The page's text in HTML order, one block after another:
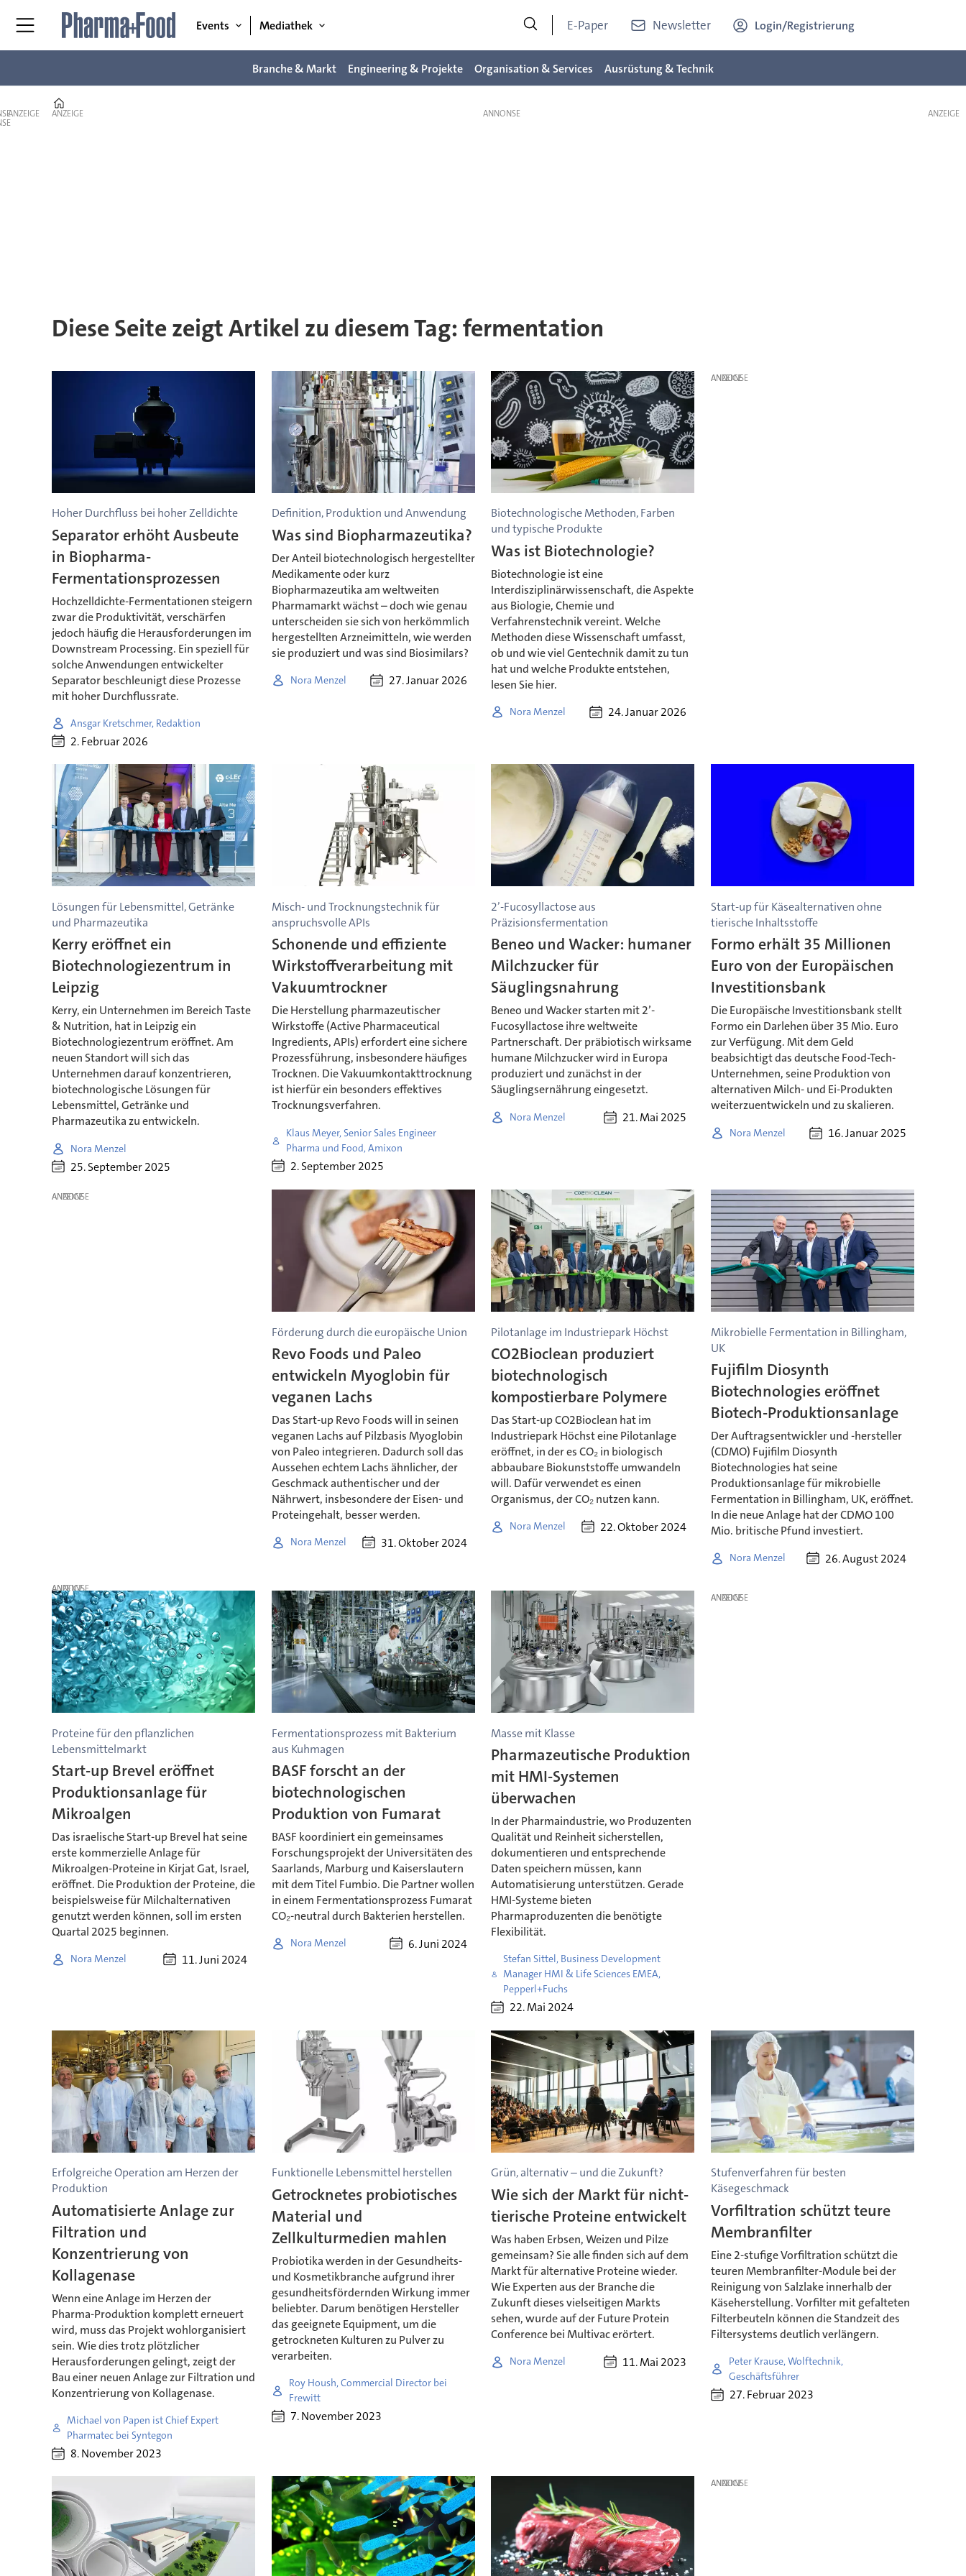
Events Mediathek E-Paper Newsletter Login/Registrierung
Branche & Markt Engineering & Projekte Organisation & Services Ausrüstung & Technik
ANZEIGE ANZEIGE
Diese Seite zeigt Artikel zu diesem Tag: fermentation
Hoher Durchfluss bei hoher Zelldichte
Separator erhöht Ausbeute
in Biopharma-
Fermentationsprozessen
Hochzelldichte-Fermentationen steigern
zwar die Produktivität, verschärfen
jedoch häufig die Herausforderungen im
Downstream Processing. Ein speziell für
solche Anwendungen entwickelter
Separator beschleunigt diese Prozesse
mit hoher Durchflussrate.
Ansgar Kretschmer, Redaktion
2. Februar 2026
Definition, Produktion und Anwendung
Was sind Biopharmazeutika?
Der Anteil biotechnologisch hergestellter
Medikamente oder kurz
Biopharmazeutika am weltweiten
Pharmamarkt wächst – doch wie genau
unterscheiden sie sich von herkömmlich
hergestellten Arzneimitteln, wie werden
sie produziert und was sind Biosimilars?
Nora Menzel 27. Januar 2026
Biotechnologische Methoden, Farben
und typische Produkte
Was ist Biotechnologie?
Biotechnologie ist eine
Interdisziplinärwissenschaft, die Aspekte
aus Biologie, Chemie und
Verfahrenstechnik vereint. Welche
Methoden diese Wissenschaft umfasst,
ob und wie viel Gentechnik damit zu tun
hat und welche Produkte entstehen,
lesen Sie hier.
Nora Menzel 24. Januar 2026
ANZEIGE
Lösungen für Lebensmittel, Getränke
und Pharmazeutika
Kerry eröffnet ein
Biotechnologiezentrum in
Leipzig
Kerry, ein Unternehmen im Bereich Taste
& Nutrition, hat in Leipzig ein
Biotechnologiezentrum eröffnet. Am
neuen Standort will sich das
Unternehmen darauf konzentrieren,
biotechnologische Lösungen für
Lebensmittel, Getränke und
Pharmazeutika zu entwickeln.
Nora Menzel
25. September 2025
Misch- und Trocknungstechnik für
anspruchsvolle APIs
Schonende und effiziente
Wirkstoffverarbeitung mit
Vakuumtrockner
Die Herstellung pharmazeutischer
Wirkstoffe (Active Pharmaceutical
Ingredients, APIs) erfordert eine sichere
Prozessführung, insbesondere häufiges
Trocknen. Die Vakuumkontakttrocknung
ist hierfür ein besonders effektives
Trocknungsverfahren.
Klaus Meyer, Senior Sales Engineer
Pharma und Food, Amixon
2. September 2025
2’-Fucosyllactose aus
Präzisionsfermentation
Beneo und Wacker: humaner
Milchzucker für
Säuglingsnahrung
Beneo und Wacker starten mit 2’-
Fucosyllactose ihre weltweite
Partnerschaft. Der präbiotisch wirksame
humane Milchzucker wird in Europa
produziert und zunächst in der
Säuglingsernährung eingesetzt.
Nora Menzel 21. Mai 2025
Start-up für Käsealternativen ohne
tierische Inhaltsstoffe
Formo erhält 35 Millionen
Euro von der Europäischen
Investitionsbank
Die Europäische Investitionsbank stellt
Formo ein Darlehen über 35 Mio. Euro
zur Verfügung. Mit dem Geld
beabsichtigt das deutsche Food-Tech-
Unternehmen, seine Produktion von
alternativen Milch- und Ei-Produkten
weiterzuentwickeln und zu skalieren.
Nora Menzel 16. Januar 2025
ANZEIGE
Förderung durch die europäische Union
Revo Foods und Paleo
entwickeln Myoglobin für
veganen Lachs
Das Start-up Revo Foods will in seinen
veganen Lachs auf Pilzbasis Myoglobin
von Paleo integrieren. Dadurch soll das
Aussehen echtem Lachs ähnlicher, der
Geschmack authentischer und der
Nährwert, insbesondere der Eisen- und
Proteingehalt, besser werden.
Nora Menzel 31. Oktober 2024
Pilotanlage im Industriepark Höchst
CO2Bioclean produziert
biotechnologisch
kompostierbare Polymere
Das Start-up CO2Bioclean hat im
Industriepark Höchst eine Pilotanlage
eröffnet, in der es CO₂ in biologisch
abbaubare Biokunststoffe umwandeln
will. Dafür verwendet es einen
Organismus, der CO₂ nutzen kann.
Nora Menzel 22. Oktober 2024
Mikrobielle Fermentation in Billingham,
UK
Fujifilm Diosynth
Biotechnologies eröffnet
Biotech-Produktionsanlage
Der Auftragsentwickler und -hersteller
(CDMO) Fujifilm Diosynth
Biotechnologies hat seine
Produktionsanlage für mikrobielle
Fermentation in Billingham, UK, eröffnet.
In die neue Anlage hat der CDMO 100
Mio. britische Pfund investiert.
Nora Menzel 26. August 2024
ANZEIGE
Proteine für den pflanzlichen
Lebensmittelmarkt
Start-up Brevel eröffnet
Produktionsanlage für
Mikroalgen
Das israelische Start-up Brevel hat seine
erste kommerzielle Anlage für
Mikroalgen-Proteine in Kirjat Gat, Israel,
eröffnet. Die Produktion der Proteine, die
beispielsweise für Milchalternativen
genutzt werden können, soll im ersten
Quartal 2025 beginnen.
Nora Menzel 11. Juni 2024
Fermentationsprozess mit Bakterium
aus Kuhmagen
BASF forscht an der
biotechnologischen
Produktion von Fumarat
BASF koordiniert ein gemeinsames
Forschungsprojekt der Universitäten des
Saarlands, Marburg und Kaiserslautern
mit dem Titel Fumbio. Die Partner wollen
in einem Fermentationsprozess Fumarat
CO₂-neutral durch Bakterien herstellen.
Nora Menzel 6. Juni 2024
Masse mit Klasse
Pharmazeutische Produktion
mit HMI-Systemen
überwachen
In der Pharmaindustrie, wo Produzenten
Qualität und Reinheit sicherstellen,
dokumentieren und entsprechende
Daten speichern müssen, kann
Automatisierung unterstützen. Gerade
HMI-Systeme bieten
Pharmaproduzenten die benötigte
Flexibilität.
Stefan Sittel, Business Development
Manager HMI & Life Sciences EMEA,
Pepperl+Fuchs
22. Mai 2024
ANZEIGE
Erfolgreiche Operation am Herzen der
Produktion
Automatisierte Anlage zur
Filtration und
Konzentrierung von
Kollagenase
Wenn eine Anlage im Herzen der
Pharma-Produktion komplett erneuert
wird, muss das Projekt wohlorganisiert
sein. Wie dies trotz plötzlicher
Herausforderungen gelingt, zeigt der
Bau einer neuen Anlage zur Filtration und
Konzentrierung von Kollagenase.
Michael von Papen ist Chief Expert
Pharmatec bei Syntegon
8. November 2023
Funktionelle Lebensmittel herstellen
Getrocknetes probiotisches
Material und
Zellkulturmedien mahlen
Probiotika werden in der Gesundheits-
und Kosmetikbranche aufgrund ihrer
gesundheitsfördernden Wirkung immer
beliebter. Darum benötigen Hersteller
das geeignete Equipment, um die
getrockneten Kulturen zu Pulver zu
verarbeiten.
Roy Housh, Commercial Director bei
Frewitt
7. November 2023
Grün, alternativ – und die Zukunft?
Wie sich der Markt für nicht-
tierische Proteine entwickelt
Was haben Erbsen, Weizen und Pilze
gemeinsam? Sie alle finden sich auf dem
Markt für alternative Proteine wieder.
Wie Experten aus der Branche die
Zukunft dieses vielseitigen Markts
sehen, wurde auf der Future Protein
Conference bei Multivac erörtert.
Nora Menzel 11. Mai 2023
Stufenverfahren für besten
Käsegeschmack
Vorfiltration schützt teure
Membranfilter
Eine 2-stufige Vorfiltration schützt die
teuren Membranfilter-Module bei der
Reinigung von Salzlake innerhalb der
Käseherstellung. Vorfilter mit gefalteten
Filterbeuteln können die Standzeit des
Filtersystems deutlich verlängern.
Peter Krause, Wolftechnik,
Geschäftsführer
27. Februar 2023
ANZEIGE
ANZEIGE